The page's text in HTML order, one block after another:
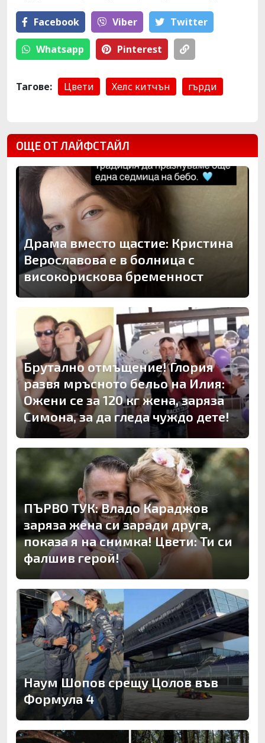
Facebook Viber Тwitter
Whatsapp Pinterest
Тагове: Цвети Хелс китчън гърди
ОЩЕ ОТ ЛАЙФСТАЙЛ
Драма вместо щастие: Кристина
Верославова е в болница с
високорискова бременност
Брутално отмъщение! Глория
развя мръсното бельо на Илия:
Ожени се за 120 кг жена, заряза
Симона, за да гледа чуждо дете!
ПЪРВО ТУК: Владо Караджов
заряза жена си заради друга,
показа я на снимка! Цвети: Ти си
фалшив герой!
Наум Шопов срещу Цолов във
Формула 4